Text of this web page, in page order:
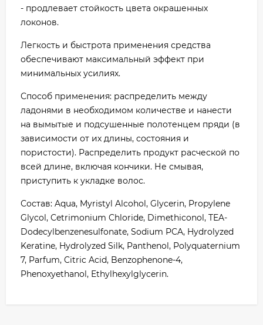
- продлевает стойкость цвета окрашенных
локонов.
Легкость и быстрота применения средства
обеспечивают максимальный эффект при
минимальных усилиях.
Способ применения: распределить между
ладонями в необходимом количестве и нанести
на вымытые и подсушенные полотенцем пряди (в
зависимости от их длины, состояния и
пористости). Распределить продукт расческой по
всей длине, включая кончики. Не смывая,
приступить к укладке волос.
Состав: Aqua, Myristyl Alcohol, Glycerin, Propylene
Glycol, Cetrimonium Chloride, Dimethiconol, TEA-
Dodecylbenzenesulfonate, Sodium PCA, Hydrolyzed
Keratine, Hydrolyzed Silk, Panthenol, Polyquaternium
7, Parfum, Citric Acid, Benzophenone-4,
Phenoxyethanol, Ethylhexylglycerin.